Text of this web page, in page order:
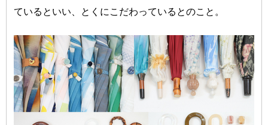
ているといい、とくにこだわっているとのこと。